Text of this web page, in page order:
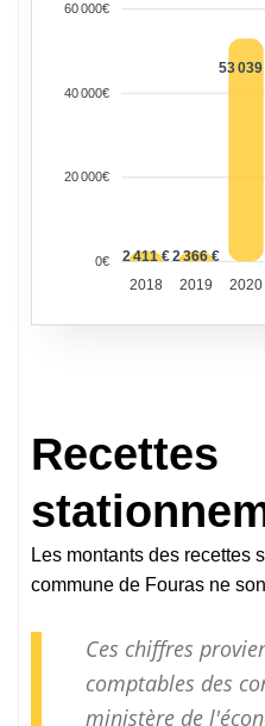
60 000€
40 000€
20 000€
0€ 2 411 €2 366 €
53 039
2018 2019 2020
Recettes
Les montants des recettes
commune de Fouras ne
Ces chiffres
comptables des
ministère de